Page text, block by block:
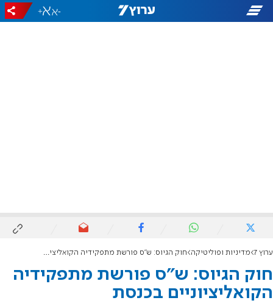
-
+
ערוץ 7 מדיניות ופוליטיקה חוק הגיוס: ש"ס פורשת מתפקידיה הקואליציוניים בכנסת
חוק הגיוס: ש"ס פורשת מתפקידיה
הקואליציוניים בכנסת